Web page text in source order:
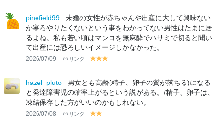
lo
w
lo
w
lo
w
lo
w
pinefield99
未婚の女性が赤ちゃんや出産に大して興味ない
か寧ろやりたくないという事をわかってない男性はたまに居
るよね。私も若い頃はマンコを無麻酔でハサミで切ると聞い
て出産には恐ろしいイメージしかなかった。
2026/07/09 リンク
y
lo
w
y
lo
w
lo
w
hazel_pluto
男女とも高齢(精子、卵子の質が落ちる)になる
と発達障害児の確率上がるという説がある。/精子、卵子は、
凍結保存した方がいいのかもしれない。
2026/07/08 リンク
y